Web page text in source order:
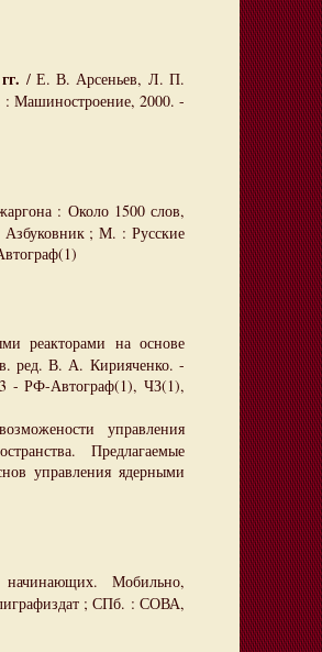
/ Е. В. Арсеньев, Л. П.
Машиностроение, 2000. -
: Около 1500 слов,
; М. : Русские
реакторами на основе
ред. В. А. Кирияченко. -
- РФ-Автограф(1), ЧЗ(1),
управления
Предлагаемые
управления ядерными
Мобильно,
; СПб. : СОВА,